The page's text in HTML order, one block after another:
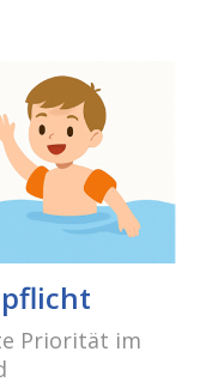
Eine
und
Müdigkeit,
werden beim
mikrofeine
Solewasser
gut. Er reinigt
Priorität im